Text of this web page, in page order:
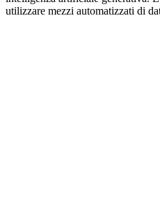
utilizzare mezzi automatizzati di